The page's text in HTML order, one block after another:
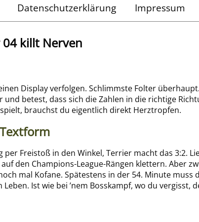
Datenschutzerklärung Impressum
killt Nerven
Display verfolgen. Schlimmste Folter
betest, dass sich die Zahlen in die richtige
brauchst du eigentlich direkt Herztropfen.
Freistoß in den Winkel, Terrier macht das 3:2.
den Champions-League-Rängen klettern. Aber
mal Kofane. Spätestens in der 54. Minute muss
Ist wie bei ’nem Bosskampf, wo du vergisst,